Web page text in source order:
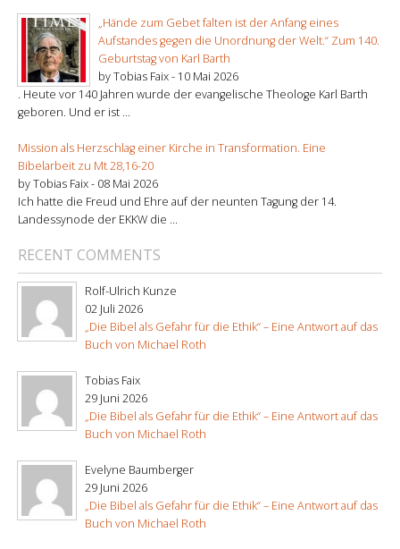
„Hände zum Gebet falten ist der Anfang eines
Aufstandes gegen die Unordnung der Welt.“ Zum 140.
Geburtstag von Karl Barth
by Tobias Faix - 10 Mai 2026
. Heute vor 140 Jahren wurde der evangelische Theologe Karl Barth
geboren. Und er ist ...
Mission als Herzschlag einer Kirche in Transformation. Eine
Bibelarbeit zu Mt 28,16-20
by Tobias Faix - 08 Mai 2026
Ich hatte die Freud und Ehre auf der neunten Tagung der 14.
Landessynode der EKKW die ...
RECENT COMMENTS
Rolf-Ulrich Kunze
02 Juli 2026
„Die Bibel als Gefahr für die Ethik“ – Eine Antwort auf das
Buch von Michael Roth
Tobias Faix
29 Juni 2026
„Die Bibel als Gefahr für die Ethik“ – Eine Antwort auf das
Buch von Michael Roth
Evelyne Baumberger
29 Juni 2026
„Die Bibel als Gefahr für die Ethik“ – Eine Antwort auf das
Buch von Michael Roth